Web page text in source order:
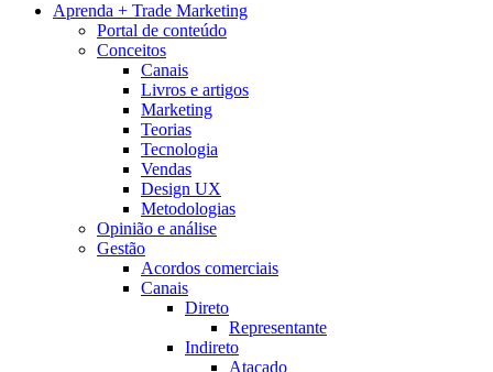
Aprenda + Trade Marketing
Portal de conteúdo
Conceitos
Canais
Livros e artigos
Marketing
Teorias
Tecnologia
Vendas
Design UX
Metodologias
Opinião e análise
Gestão
Acordos comerciais
Canais
Direto
Representante
Indireto
Atacado